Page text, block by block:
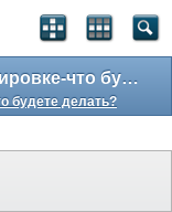
рекламы
Запрет на ЕНВД и ПСН при маркировке-что будете делать?
будете делать?